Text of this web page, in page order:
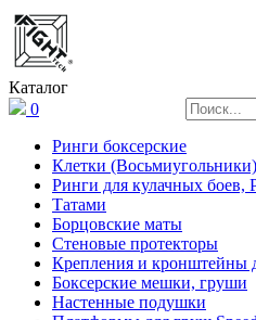
Каталог
0
Ринги боксерские
Клетки (Восьмиугольники)
Ринги для кулачных
Татами
Борцовские маты
Стеновые протекторы
Крепления и кронштейны
Боксерские мешки, груши
Настенные подушки